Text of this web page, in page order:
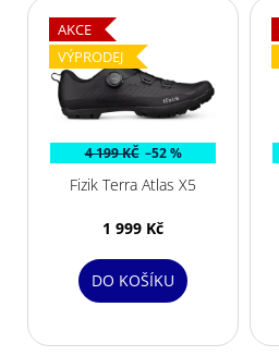
AKCE
VÝPRODEJ
4 199 KČ –52 %
Fizik Terra Atlas X5
1 999 Kč
DO KOŠÍKU